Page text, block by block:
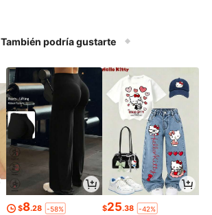
También podría gustarte
$8.28 -58% $25.38 -42%